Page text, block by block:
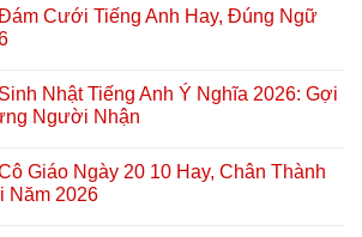
Cưới Tiếng Anh Hay, Đúng Ngữ
Nhật Tiếng Anh Ý Nghĩa 2026: Gợi
Người Nhận
Giáo Ngày 20 10 Hay, Chân Thành
Năm 2026